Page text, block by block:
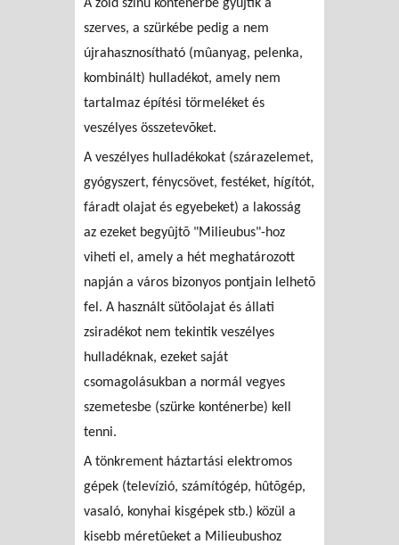
A zöld színû konténerbe gyûjtik a
szerves, a szürkébe pedig a nem
újrahasznosítható (mûanyag, pelenka,
kombinált) hulladékot, amely nem
tartalmaz építési törmeléket és
veszélyes összetevõket.
A veszélyes hulladékokat (szárazelemet,
gyógyszert, fénycsövet, festéket, hígítót,
fáradt olajat és egyebeket) a lakosság
az ezeket begyûjtõ "Milieubus"-hoz
viheti el, amely a hét meghatározott
napján a város bizonyos pontjain lelhetõ
fel. A használt sütõolajat és állati
zsiradékot nem tekintik veszélyes
hulladéknak, ezeket saját
csomagolásukban a normál vegyes
szemetesbe (szürke konténerbe) kell
tenni.
A tönkrement háztartási elektromos
gépek (televízió, számítógép, hûtõgép,
vasaló, konyhai kisgépek stb.) közül a
kisebb méretûeket a Milieubushoz